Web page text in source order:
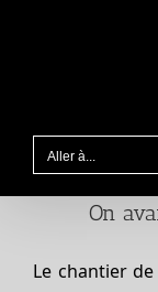
Aller à...
On
Le chantier